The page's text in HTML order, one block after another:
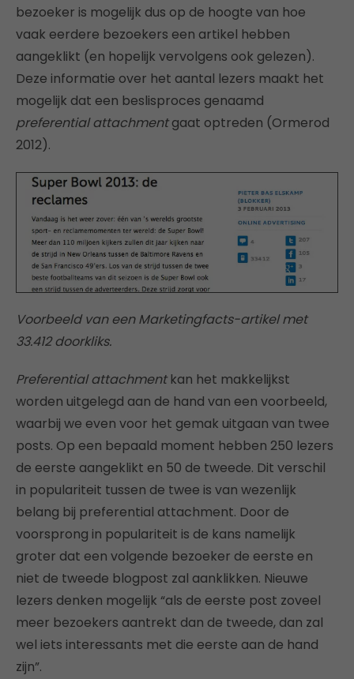
bezoeker is mogelijk dus op de hoogte van hoe
vaak eerdere bezoekers een artikel hebben
aangeklikt (en hopelijk vervolgens ook gelezen).
Deze informatie over het aantal lezers maakt het
mogelijk dat een beslisproces genaamd
preferential attachmentgaat optreden (Ormerod
2012).
Voorbeeld van een Marketingfacts-artikel met
33.412 doorkliks.
Preferential attachmentkan het makkelijkst
worden uitgelegd aan de hand van een voorbeeld,
waarbij we even voor het gemak uitgaan van twee
posts. Op een bepaald moment hebben 250 lezers
de eerste aangeklikt en 50 de tweede. Dit verschil
in populariteit tussen de twee is van wezenlijk
belang bij preferential attachment. Door de
voorsprong in populariteit is de kans namelijk
groter dat een volgende bezoeker de eerste en
niet de tweede blogpost zal aanklikken. Nieuwe
lezers denken mogelijk “als de eerste post zoveel
meer bezoekers aantrekt dan de tweede, dan zal
wel iets interessants met die eerste aan de hand
zijn”.